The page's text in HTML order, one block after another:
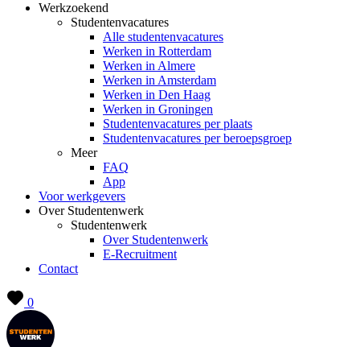
Werkzoekend
Studentenvacatures
Alle studentenvacatures
Werken in Rotterdam
Werken in Almere
Werken in Amsterdam
Werken in Den Haag
Werken in Groningen
Studentenvacatures per plaats
Studentenvacatures per beroepsgroep
Meer
FAQ
App
Voor werkgevers
Over Studentenwerk
Studentenwerk
Over Studentenwerk
E-Recruitment
Contact
0